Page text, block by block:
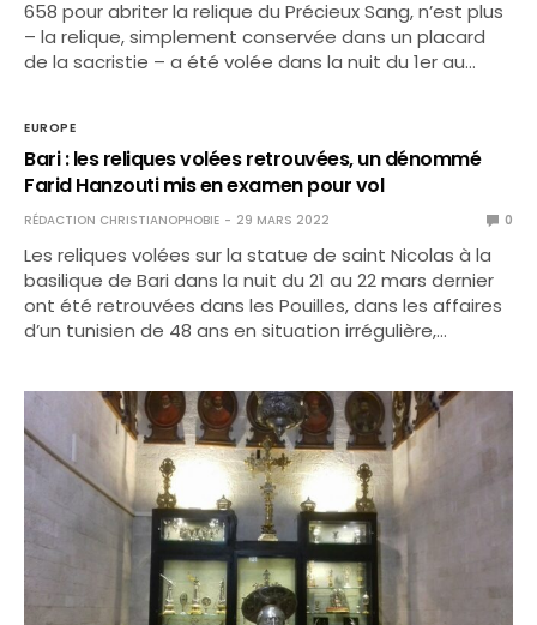
658 pour abriter la relique du Précieux Sang, n’est plus
– la relique, simplement conservée dans un placard
de la sacristie – a été volée dans la nuit du 1er au…
EUROPE
Bari : les reliques volées retrouvées, un dénommé
Farid Hanzouti mis en examen pour vol
RÉDACTION CHRISTIANOPHOBIE 29 MARS 2022 0
Les reliques volées sur la statue de saint Nicolas à la
basilique de Bari dans la nuit du 21 au 22 mars dernier
ont été retrouvées dans les Pouilles, dans les affaires
d’un tunisien de 48 ans en situation irrégulière,…